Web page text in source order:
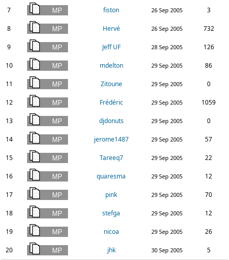
7 fiston 26 Sep 2005 3
8 Hervé 26 Sep 2005 732
9 Jeff UF 28 Sep 2005 126
10 mdelton 29 Sep 2005 86
11 Zitoune 29 Sep 2005 0
12 Frédéric 29 Sep 2005 1059
13 djdonuts 29 Sep 2005 0
14 jerome1487 29 Sep 2005 57
15 Tareeq7 29 Sep 2005 22
16 quaresma 29 Sep 2005 12
17 pink 29 Sep 2005 70
18 stefga 29 Sep 2005 12
19 nicoa 29 Sep 2005 26
20 jhk 30 Sep 2005 5